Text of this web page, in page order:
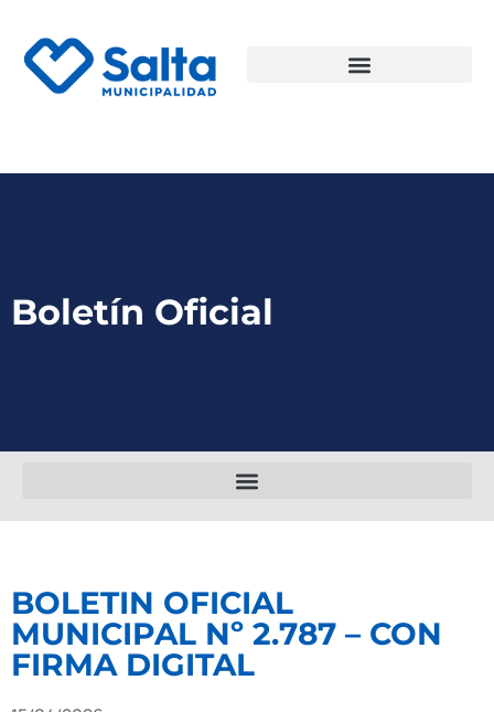
Boletín Oficial
BOLETIN OFICIAL
MUNICIPAL Nº 2.787 – CON
FIRMA DIGITAL